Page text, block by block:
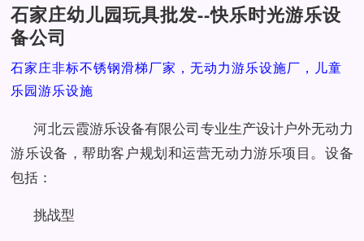
石家庄幼儿园玩具批发--快乐时光游乐设
备公司
石家庄非标不锈钢滑梯厂家，无动力游乐设施厂，儿童
乐园游乐设施
河北云霞游乐设备有限公司专业生产设计户外无动力
游乐设备，帮助客户规划和运营无动力游乐项目。设备
包括：
挑战型